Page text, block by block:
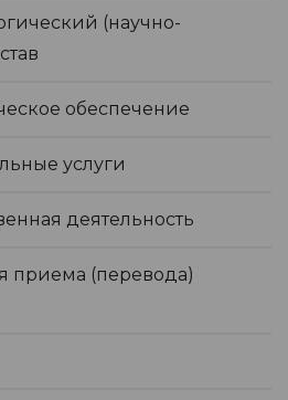
(научно-
обеспечение
услуги
деятельность
приема (перевода)